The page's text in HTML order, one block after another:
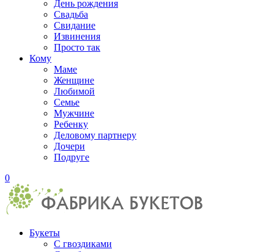
День рождения
Свадьба
Свидание
Извинения
Просто так
Кому
Маме
Женщине
Любимой
Семье
Мужчине
Ребенку
Деловому партнеру
Дочери
Подруге
0
Букеты
С гвоздиками